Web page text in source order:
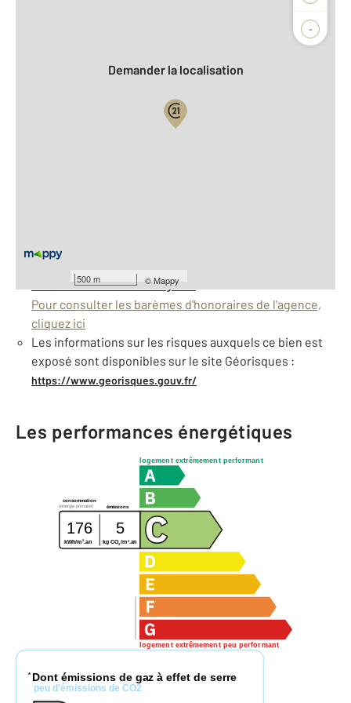
-
500 m ©Mappy
Biens vendus
Demander la localisation
À savoir
Barèmes d'honoraires de l'agence
Pour consulter les barèmes d'honoraires de l'agence,
cliquez ici
Les informations sur les risques auxquels ce bien est
exposé sont disponibles sur le site Géorisques :
https://www.georisques.gouv.fr/
Les performances énergétiques
logement extrêmement performant
logement extrêmement peu performant
consommation
émissions
(énergie primaire)
176 5
kWh/m 2 .an kg CO2/m2.an
* Dont émissions de gaz à effet de serre
peu d'émissions de CO2